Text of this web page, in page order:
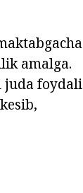
amalga.
juda foydali